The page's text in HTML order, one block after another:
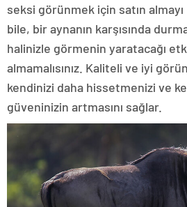
seksi görünmek için satın almayı
bile, bir aynanın karşısında
halinizle görmenin yaratacağı
almamalısınız. Kaliteli ve iyi
kendinizi daha hissetmenizi ve
güveninizin artmasını sağlar.